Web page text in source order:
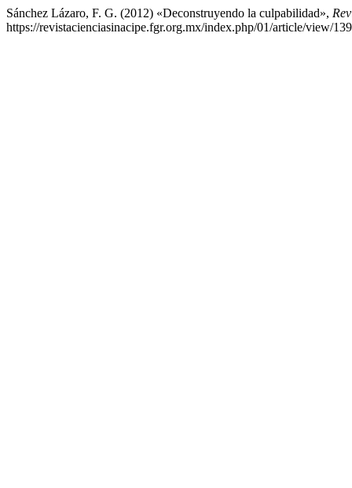
Sánchez Lázaro, F. G. (2012) «Deconstruyendo la culpabilidad»,
https://revistacienciasinacipe.fgr.org.mx/index.php/01/article/view/